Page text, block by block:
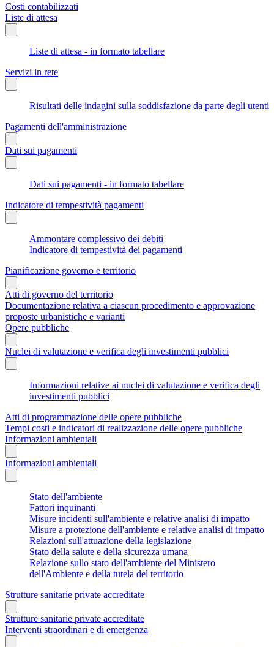
Costi contabilizzati
Liste di attesa
Liste di attesa - in formato tabellare
Servizi in rete
Risultati delle indagini sulla soddisfazione da parte degli utenti
Pagamenti dell'amministrazione
Dati sui pagamenti
Dati sui pagamenti - in formato tabellare
Indicatore di tempestività pagamenti
Ammontare complessivo dei debiti
Indicatore di tempestività dei pagamenti
Pianificazione governo e territorio
Atti di governo del territorio
Documentazione relativa a ciascun procedimento e approvazione
proposte urbanistiche e varianti
Opere pubbliche
Nuclei di valutazione e verifica degli investimenti pubblici
Informazioni relative ai nuclei di valutazione e verifica degli
investimenti pubblici
Atti di programmazione delle opere pubbliche
Tempi costi e indicatori di realizzazione delle opere pubbliche
Informazioni ambientali
Informazioni ambientali
Stato dell'ambiente
Fattori inquinanti
Misure incidenti sull'ambiente e relative analisi di impatto
Misure a protezione dell'ambiente e relative analisi di impatto
Relazioni sull'attuazione della legislazione
Stato della salute e della sicurezza umana
Relazione sullo stato dell'ambiente del Ministero
dell'Ambiente e della tutela del territorio
Strutture sanitarie private accreditate
Strutture sanitarie private accreditate
Interventi straordinari e di emergenza